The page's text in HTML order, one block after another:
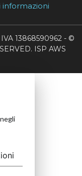
13868590962 - ©
ISP AWS